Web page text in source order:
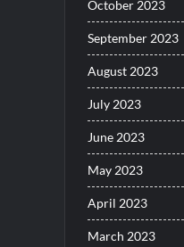
October 2023
September 2023
August 2023
July 2023
June 2023
May 2023
April 2023
March 2023